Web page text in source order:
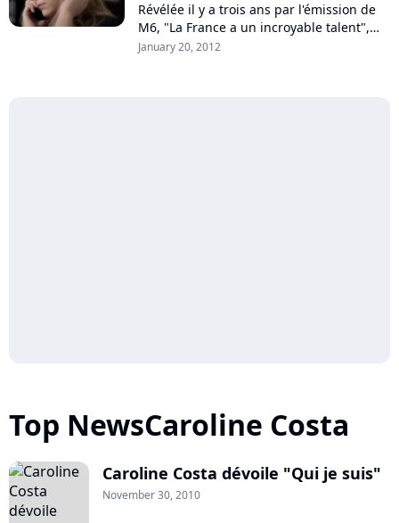
Révélée il y a trois ans par l'émission de
M6, "La France a un incroyable talent",
Caroline Costa, 15 ans, sortira son
January 20, 2012
Top NewsCaroline Costa
Caroline Costa dévoile "Qui je suis"
November 30, 2010